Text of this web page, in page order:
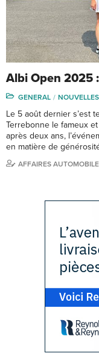
Albi Open 2025
GENERAL
Le 5 août dernier s’est
Terrebonne le fameux
après deux ans,
en matière de
AFFAIRES